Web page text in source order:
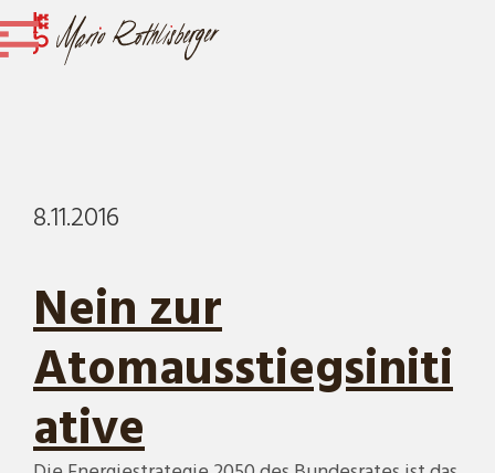
8.11.2016
Nein zur
Atomausstiegsiniti
ative